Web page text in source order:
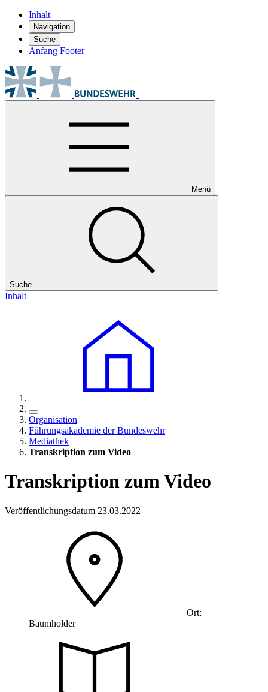
Inhalt
Navigation
Suche
Anfang Footer
Menü
Suche
Inhalt
Organisation
Führungsakademie der Bundeswehr
Mediathek
Transkription zum Video
Transkription zum Video
Veröffentlichungsdatum 23.03.2022
Ort:
Baumholder